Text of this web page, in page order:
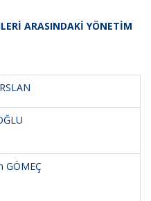
ARASINDAKİ YÖNETİM
GÖMEÇ